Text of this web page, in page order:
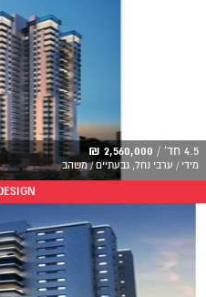
4.5 חד' / 2,560,000 ₪
מידי / ערבי נחל, גבעתיים / משהב